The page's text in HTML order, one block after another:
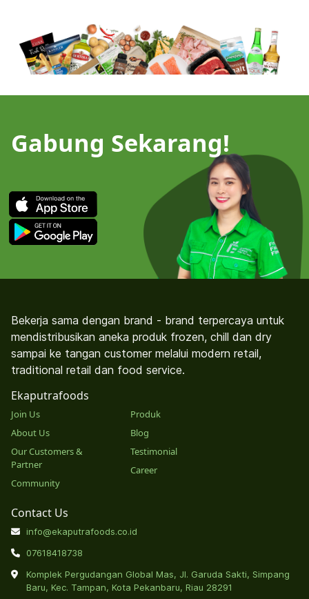
Gabung Sekarang!
Bekerja sama dengan brand - brand terpercaya untuk
mendistribusikan aneka produk frozen, chill dan dry
sampai ke tangan customer melalui modern retail,
traditional retail dan food service.
Ekaputrafoods
Join Us
About Us
Our Customers &
Partner
Community
Produk
Blog
Testimonial
Career
Contact Us
info@ekaputrafoods.co.id
07618418738
Komplek Pergudangan Global Mas, Jl. Garuda Sakti, Simpang
Baru, Kec. Tampan, Kota Pekanbaru, Riau 28291